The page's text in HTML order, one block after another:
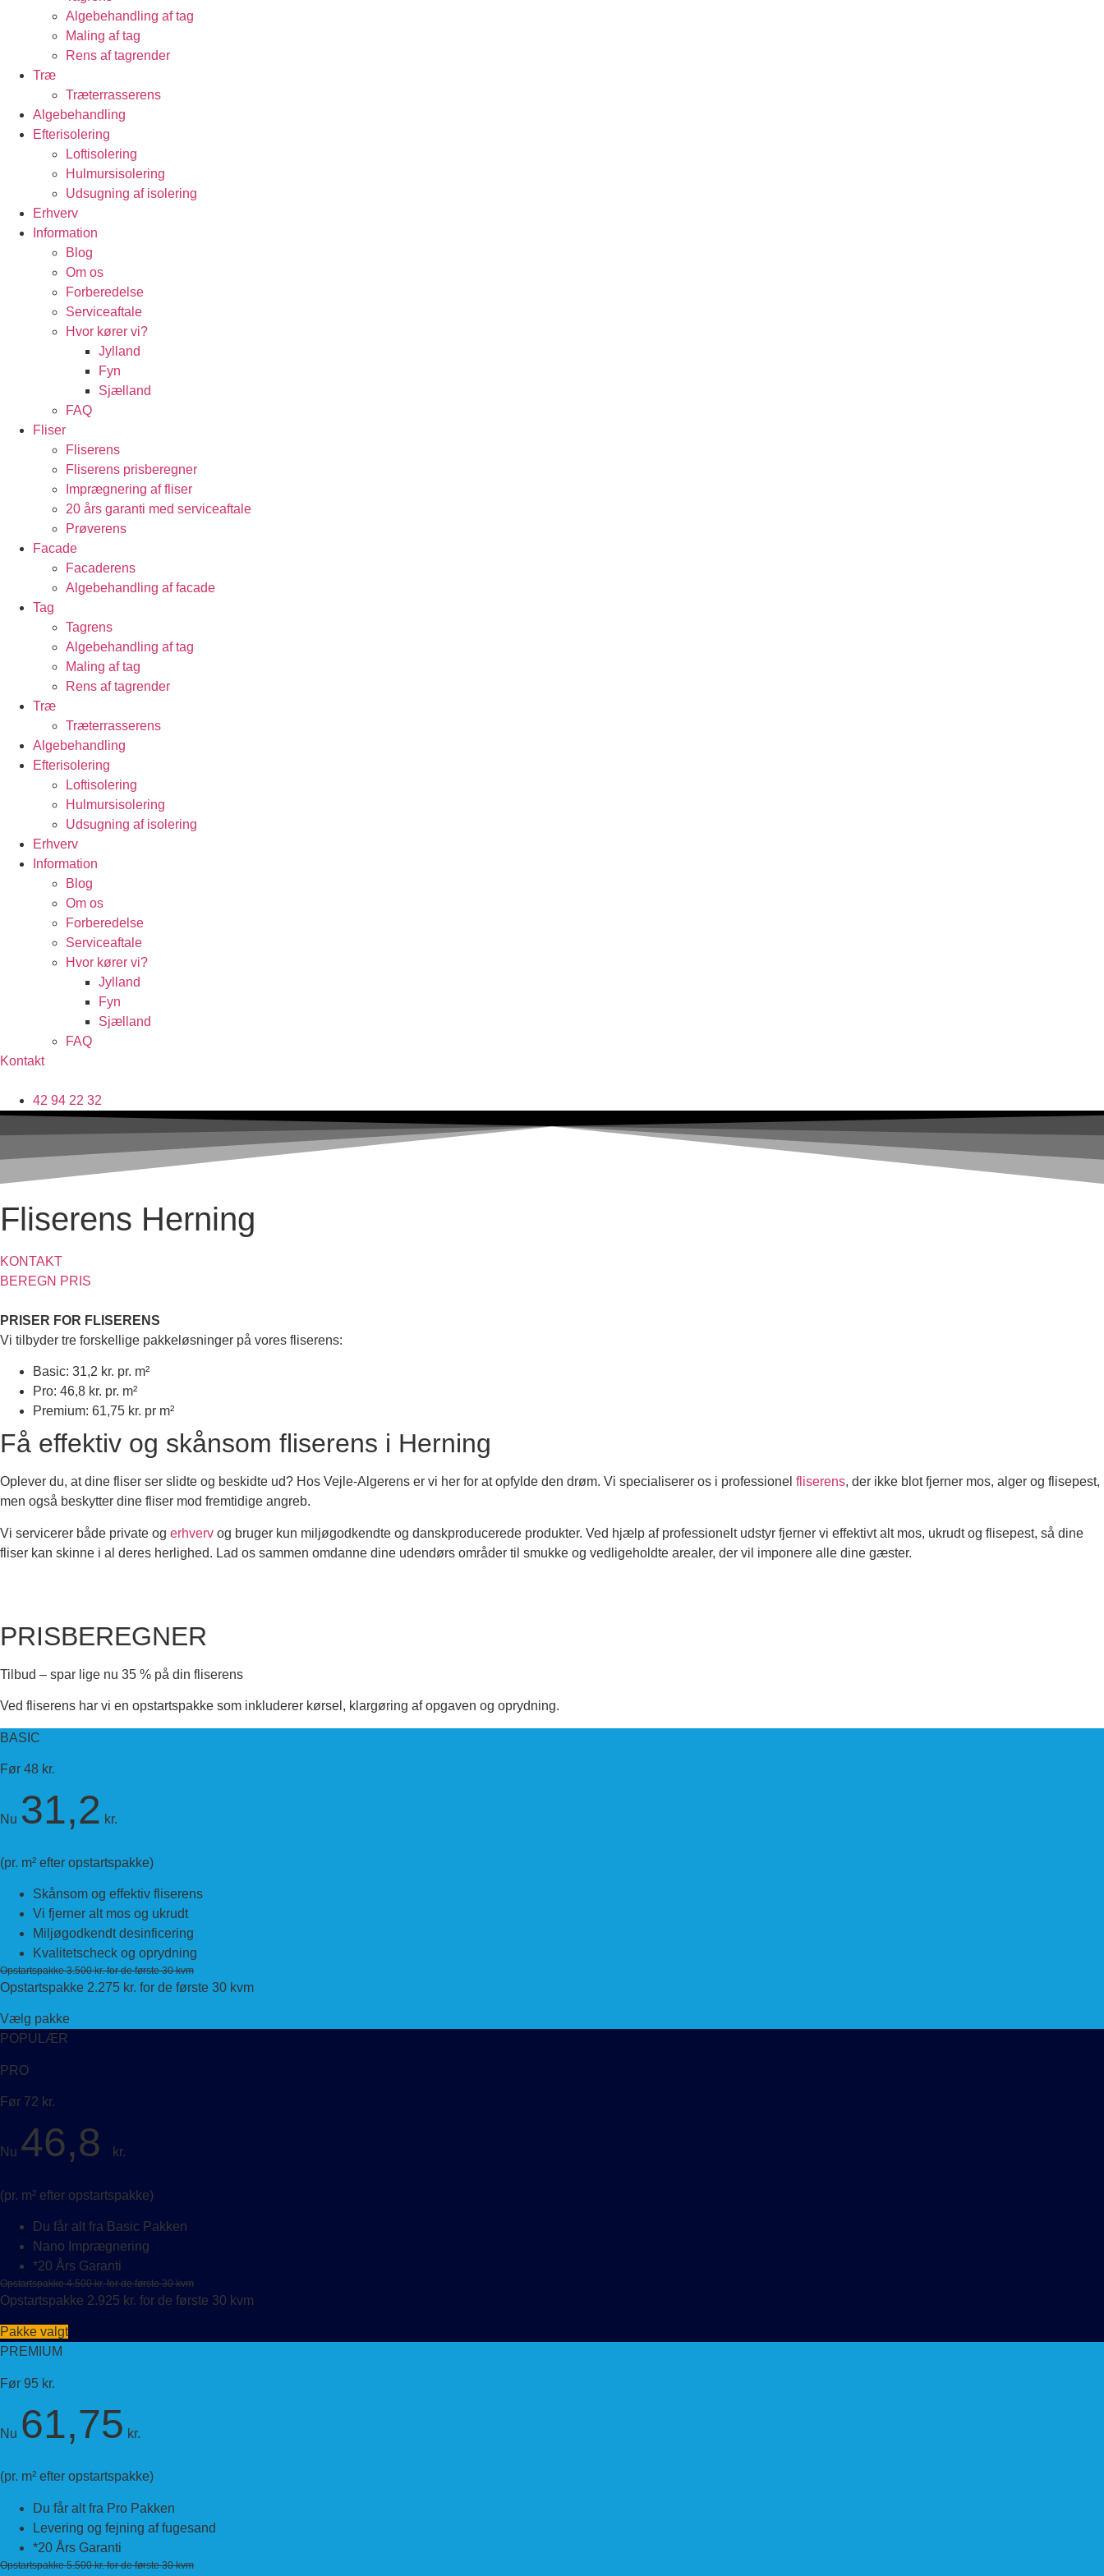
Algebehandling af tag
Maling af tag
Rens af tagrender
Træ
Træterrasserens
Algebehandling
Efterisolering
Loftisolering
Hulmursisolering
Udsugning af isolering
Erhverv
Information
Blog
Om os
Forberedelse
Serviceaftale
Hvor kører vi?
Jylland
Fyn
Sjælland
FAQ
Fliser
Fliserens
Fliserens prisberegner
Imprægnering af fliser
20 års garanti med serviceaftale
Prøverens
Facade
Facaderens
Algebehandling af facade
Tag
Tagrens
Algebehandling af tag
Maling af tag
Rens af tagrender
Træ
Træterrasserens
Algebehandling
Efterisolering
Loftisolering
Hulmursisolering
Udsugning af isolering
Erhverv
Information
Blog
Om os
Forberedelse
Serviceaftale
Hvor kører vi?
Jylland
Fyn
Sjælland
FAQ
Kontakt
42 94 22 32
Fliserens Herning
KONTAKT
BEREGN PRIS
PRISER FOR FLISERENS
Vi tilbyder tre forskellige pakkeløsninger på vores fliserens:
Basic: 31,2 kr. pr. m²
Pro: 46,8 kr. pr. m²
Premium: 61,75 kr. pr m²
Få effektiv og skånsom fliserens i Herning
Oplever du, at dine fliser ser slidte og beskidte ud? Hos Vejle-Algerens er vi her for at opfylde den drøm. Vi specialiserer os i professionel fliserens, der ikke blot fjerner mos, alger og flisepest,
men også beskytter dine fliser mod fremtidige angreb.
Vi servicerer både private og erhverv og bruger kun miljøgodkendte og danskproducerede produkter. Ved hjælp af professionelt udstyr fjerner vi effektivt alt mos, ukrudt og flisepest, så dine
fliser kan skinne i al deres herlighed. Lad os sammen omdanne dine udendørs områder til smukke og vedligeholdte arealer, der vil imponere alle dine gæster.
PRISBEREGNER
Tilbud – spar lige nu 35 % på din fliserens
Ved fliserens har vi en opstartspakke som inkluderer kørsel, klargøring af opgaven og oprydning.
BASIC
Før 48 kr.
Nu 31,2 kr.
(pr. m² efter opstartspakke)
Skånsom og effektiv fliserens
Vi fjerner alt mos og ukrudt
Miljøgodkendt desinficering
Kvalitetscheck og oprydning
Opstartspakke 3.500 kr. for de første 30 kvm
Opstartspakke 2.275 kr. for de første 30 kvm
Vælg pakke
POPULÆR
PRO
Før 72 kr.
Nu 46,8 kr.
(pr. m² efter opstartspakke)
Du får alt fra Basic Pakken
Nano Imprægnering
*20 Års Garanti
Opstartspakke 4.500 kr. for de første 30 kvm
Opstartspakke 2.925 kr. for de første 30 kvm
Pakke valgt
PREMIUM
Før 95 kr.
Nu 61,75 kr.
(pr. m² efter opstartspakke)
Du får alt fra Pro Pakken
Levering og fejning af fugesand
*20 Års Garanti
Opstartspakke 5.500 kr. for de første 30 kvm
15%
😔
15%
First Name